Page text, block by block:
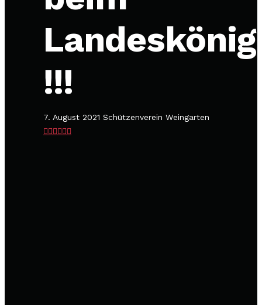
!!!
7. August 2021 Schützenverein Weingarten